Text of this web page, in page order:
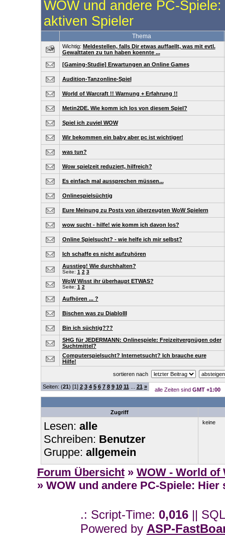
WOW und andere PC-
aktiven Spieler
Thema
Wichtig: Meldestellen, falls Dir etwas auffaellt, was mit evtl.
Gewalttaten zu tun haben koennte ...
[Gaming-Studie] Erwartungen an Online Games
Audition-Tanzonline-Spiel
World of Warcraft !! Warnung + Erfahrung !!
Metin2DE. Wie komm ich los von diesem Spiel?
Spiel ich zuviel WOW
Wir bekommen ein baby aber pc ist wichtiger!
was tun?
Wow spielzeit reduziert, hilfreich?
Es einfach mal aussprechen müssen...
Onlinespielsüchtig
Eure Meinung zu Posts von überzeugten WoW Spielern
wow sucht - hilfe! wie komm ich davon los?
Online Spielsucht? - wie helfe ich mir selbst?
Ich schaffe es nicht aufzuhören
Ausstieg! Wie durchhalten?
Seite: 1 2 3
WoW Wisst ihr überhaupt ETWAS?
Seite: 1 2
Aufhören ... ?
Bischen was zu DiabloIII
Bin ich süchtig???
SHG für JEDERMANN: Onlinespiele: Freizeitvergnügen oder
Suchtmittel?
Computerspielsucht? Internetsucht? Ich brauche eure
Hilfe!
sortieren nach
Seiten: (21) [1] 2 3 4 5 6 7 8 9 10 11 21 » alle Zeiten sind GMT +1:00
Zugriff
Lesen: alle
Schreiben: Benutzer
Gruppe: allgemein
keine
Forum Übersicht » WOW - World of
» WOW und andere PC-Spiele:
.: Script-Time: 0,016||
Powered by ASP-